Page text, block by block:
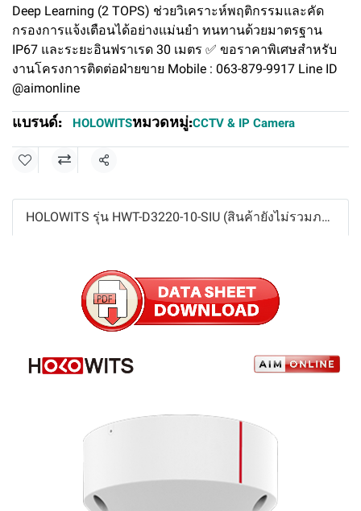
Deep Learning (2 TOPS) ช่วยวิเคราะห์พฤติกรรมและคัด
กรองการแจ้งเตือนได้อย่างแม่นยำ ทนทานด้วยมาตรฐาน
IP67 และระยะอินฟราเรด 30 เมตร ✅ ขอราคาพิเศษสำหรับ
งานโครงการติดต่อฝ่ายขาย Mobile : 063-879-9917 Line ID
@aimonline
แบรนด์: HOLOWITSหมวดหมู่:CCTV & IP Camera
แชร์
HOLOWITS รุ่น HWT-D3220-10-SIU (สินค้ายังไม่รวมภาษีมูลค่าเพิ่ม,ค่าขนส่ง ,ราคาอาจมีการเปลี่ยนแปลงได้ โดยไม่แจ้งให้ทราบล่วงหน้า)